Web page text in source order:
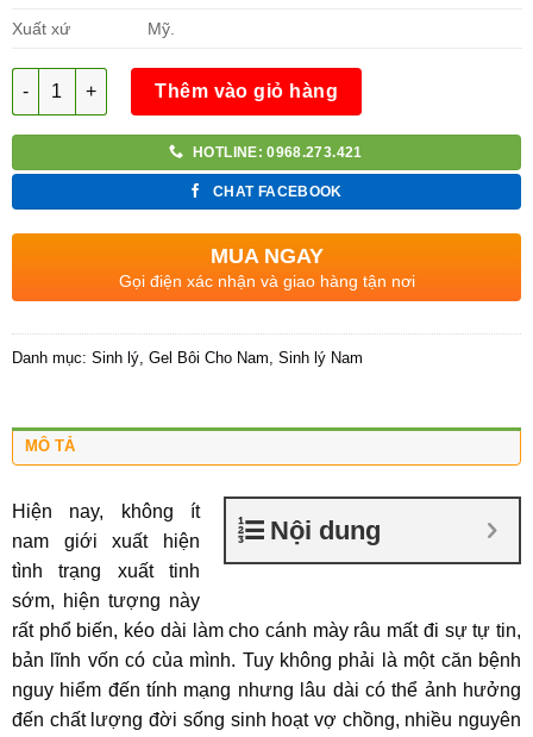
Xuất xứ Mỹ.
Số lượng
Thêm vào giỏ hàng
HOTLINE: 0968.273.421
CHAT FACEBOOK
MUA NGAY
Gọi điện xác nhận và giao hàng tận nơi
Danh mục: Sinh lý Gel Bôi Cho Nam Sinh lý Nam
MÔ TẢ
Nội dung
Hiện nay, không ít
nam giới xuất hiện
tình trạng xuất tinh
sớm, hiện tượng này
rất phổ biến, kéo dài làm cho cánh mày râu mất đi sự tự tin,
bản lĩnh vốn có của mình. Tuy không phải là một căn bệnh
nguy hiểm đến tính mạng nhưng lâu dài có thể ảnh hưởng
đến chất lượng đời sống sinh hoạt vợ chồng, nhiều nguyên